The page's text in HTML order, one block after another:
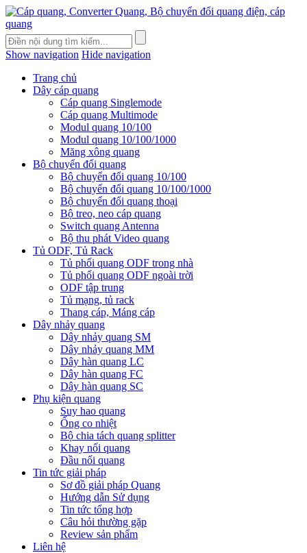
Show navigation Hide navigation
Trang chủ
Dây cáp quang
Cáp quang Singlemode
Cáp quang Multimode
Modul quang 10/100
Modul quang 10/100/1000
Măng xông quang
Bộ chuyển đổi quang
Bộ chuyển đổi quang 10/100
Bộ chuyển đổi quang 10/100/1000
Bộ chuyển đổi quang thoại
Bộ treo, neo cáp quang
Switch quang Antenna
Bộ thu phát Video quang
Tủ ODF, Tủ Rack
Tủ phối quang ODF trong nhà
Tủ phối quang ODF ngoài trời
ODF tập trung
Tủ mạng, tủ rack
Thang cáp, Máng cáp
Dây nhảy quang
Dây nhảy quang SM
Dây nhảy quang MM
Dây hàn quang LC
Dây hàn quang FC
Dây hàn quang SC
Phụ kiện quang
Suy hao quang
Ống co nhiệt
Bộ chia tách quang splitter
Khay nối quang
Đầu nối quang
Tin tức giải pháp
Sơ đồ giải pháp Quang
Hướng dẫn Sử dụng
Tin tức tổng hợp
Câu hỏi thường gặp
Review sản phẩm
Liên hệ